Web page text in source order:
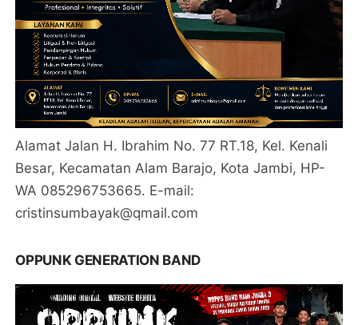
Alamat Jalan H. Ibrahim No. 77 RT.18, Kel. Kenali
Besar, Kecamatan Alam Barajo, Kota Jambi, HP-
WA 085296753665. E-mail:
cristinsumbayak@qmail.com
OPPUNK GENERATION BAND